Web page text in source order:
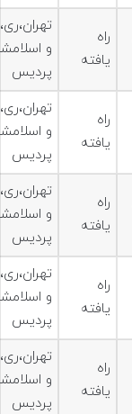
راه
یافته
و
پردیس
راه
یافته
و
پردیس
راه
یافته
و
پردیس
راه
یافته
و
پردیس
راه
یافته
و
پردیس